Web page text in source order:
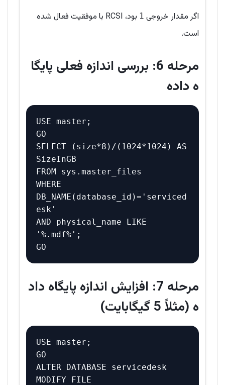
اگر مقدار خروجی 1
بود، RCSI با موفقیت فعال شده
است.
مرحله 6: بررسی اندازه فعلی پایگا
ه داده
USE master;
GO
SELECT (size*8)/(1024*1024) AS
SizeInGB
FROM sys.master_files
WHERE
DB_NAME(database_id)='serviced
esk'
AND physical_name LIKE
'%.mdf%';
مرحله 7: افزایش اندازه پایگاه داد
ه (مثلاً 5 گیگابایت)
USE master;
GO
ALTER DATABASE servicedesk
MODIFY FILE